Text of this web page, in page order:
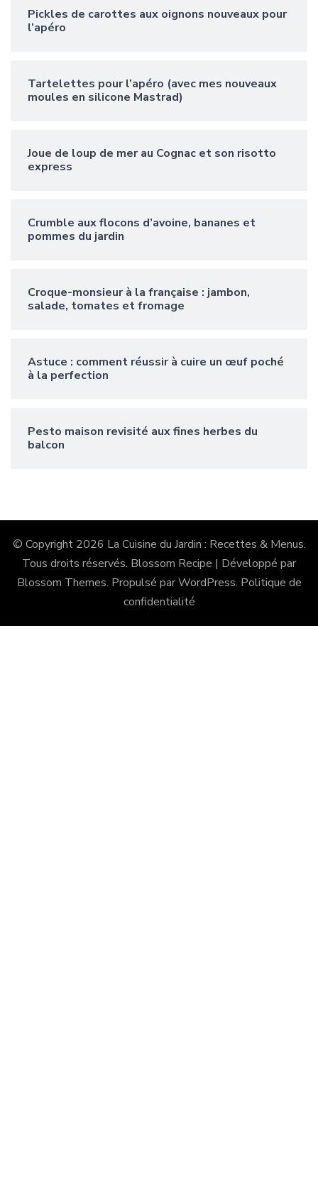
Pickles de carottes aux oignons nouveaux pour
l’apéro
Tartelettes pour l’apéro (avec mes nouveaux
moules en silicone Mastrad)
Joue de loup de mer au Cognac et son risotto
express
Crumble aux flocons d’avoine, bananes et
pommes du jardin
Croque-monsieur à la française : jambon,
salade, tomates et fromage
Astuce : comment réussir à cuire un œuf poché
à la perfection
Pesto maison revisité aux fines herbes du
balcon
© Copyright 2026 La Cuisine du Jardin : Recettes & Menus.
Tous droits réservés. Blossom Recipe | Développé par
Blossom Themes. Propulsé parWordPress. Politique de
confidentialité